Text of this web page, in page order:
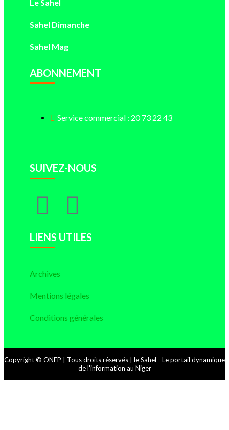
Le Sahel
Sahel Dimanche
Sahel Mag
ABONNEMENT
Service commercial : 20 73 22 43
SUIVEZ-NOUS
LIENS UTILES
Archives
Mentions légales
Conditions générales
Copyright © ONEP | Tous droits réservés | le Sahel - Le portail dynamique
de l'information au Niger